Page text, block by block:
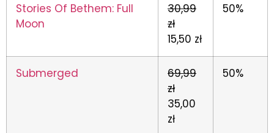
Stories Of Bethem: Full
Moon
30,99
zł
15,50 zł
50%
Submerged
69,99
zł
35,00
zł
50%